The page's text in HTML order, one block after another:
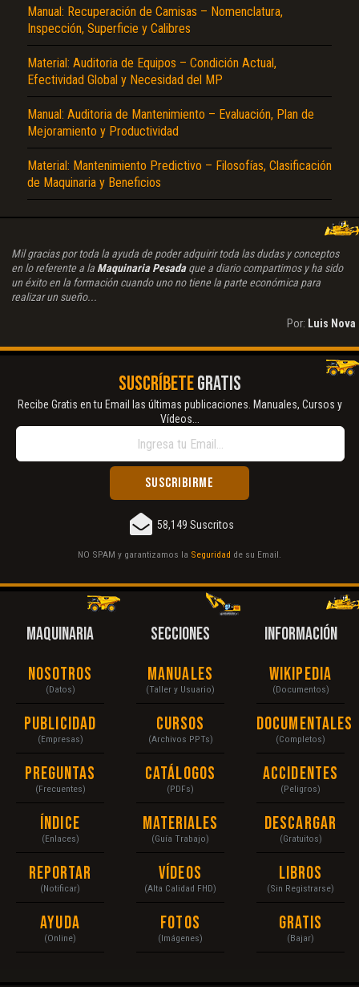
Manual: Recuperación de Camisas – Nomenclatura,
Inspección, Superficie y Calibres
Material: Auditoria de Equipos – Condición Actual,
Efectividad Global y Necesidad del MP
Manual: Auditoria de Mantenimiento – Evaluación, Plan de
Mejoramiento y Productividad
Material: Mantenimiento Predictivo – Filosofías, Clasificación
de Maquinaria y Beneficios
Mil gracias por toda la ayuda de poder adquirir toda las dudas y conceptos
en lo referente a la Maquinaria Pesadaque a diario compartimos y ha sido
un éxito en la formación cuando uno no tiene la parte económica para
realizar un sueño...
Por: Luis Nova
SUSCRÍBETEGRATIS
Recibe Gratis en tu Email las últimas publicaciones. Manuales, Cursos y
Vídeos...
58,149 Suscritos
NO SPAM y garantizamos la Seguridad de su Email.
MAQUINARIA
Nosotros
(Datos)
Publicidad
(Empresas)
Preguntas
(Frecuentes)
Índice
(Enlaces)
Reportar
(Notificar)
Ayuda
(Online)
SECCIONES
Manuales
(Taller y Usuario)
Cursos
(Archivos PPTs)
Catálogos
(PDFs)
Materiales
(Guía Trabajo)
Vídeos
(Alta Calidad FHD)
Fotos
(Imágenes)
INFORMACIÓN
Wikipedia
(Documentos)
Documentales
(Completos)
Accidentes
(Peligros)
Descargar
(Gratuitos)
Libros
(Sin Registrarse)
Gratis
(Bajar)